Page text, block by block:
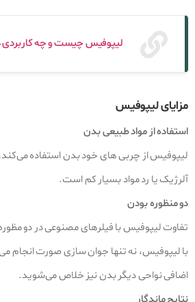
لیپوفیس چیست و چه کاربردی
مزایای لیپوفیس
استفاده از مواد طبیعی بدن
لیپوفیس از چربی‌ های خود بدن استفاده
آلرژیک یا رد مواد بسیار کم است.
دو منظوره بودن
تفاوت لیپوفیس با فیلرهای مصنوعی در دو
با لیپوفیس، نه تنها جوان‌ سازی صورت انجام
اضافی نواحی دیگر بدن نیز خلاص می‌شوید.